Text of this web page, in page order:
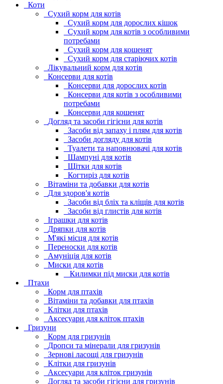
Коти
Сухий корм для котів
Сухий корм для дорослих кішок
Сухий корм для котів з особливими
потребами
Сухий корм для кошенят
Сухий корм для старіючих котів
Лікувальний корм для котів
Консерви для котів
Консерви для дорослих котів
Консерви для котів з особливими
потребами
Консерви для кошенят
Догляд та засоби гігієни для котів
Засоби від запаху і плям для котів
Засоби догляду для котів
Туалети та наповнювачі для котів
Шампуні для котів
Щітки для котів
Когтиріз для котів
Вітаміни та добавки для котів
Для здоров'я котів
Засоби від бліх та кліщів для котів
Засоби від глистів для котів
Іграшки для котів
Дряпки для котів
М'які місця для котів
Переноски для котів
Амуніція для котів
Миски для котів
Килимки під миски для котів
Птахи
Корм для птахів
Вітаміни та добавки для птахів
Клітки для птахів
Аксесуари для кліток птахів
Гризуни
Корм для гризунів
Дропси та мінерали для гризунів
Зернові ласощі для гризунів
Клітки для гризунів
Аксесуари для кліток гризунів
Догляд та засоби гігієни для гризунів